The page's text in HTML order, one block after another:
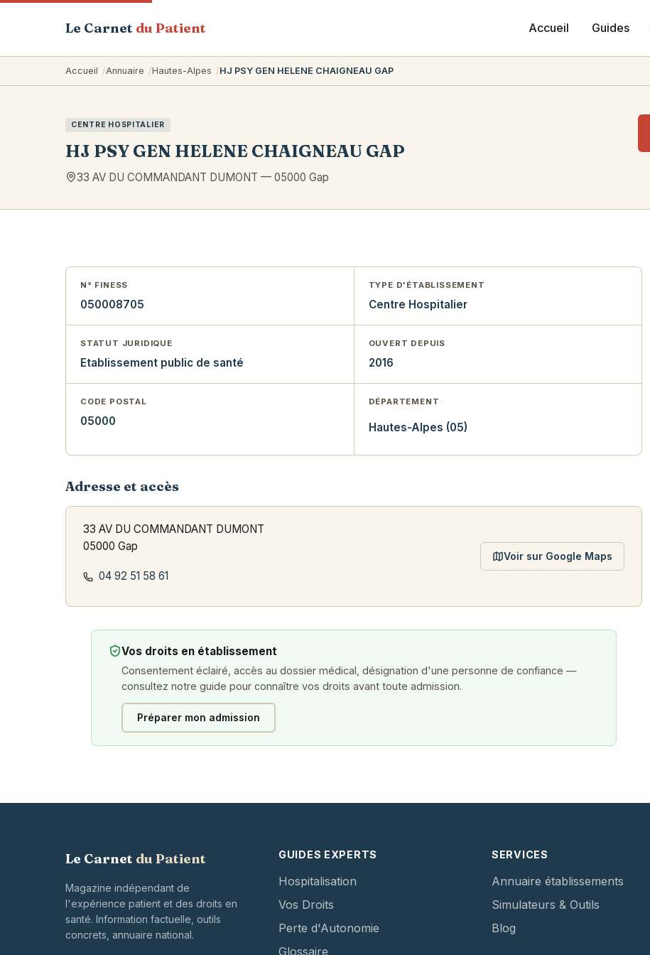
Le Carnet du Patient Accueil Guides
Accueil Annuaire Hautes-Alpes HJ PSY GEN HELENE CHAIGNEAU GAP
CENTRE HOSPITALIER
HJ PSY GEN HELENE CHAIGNEAU GAP
33 AV DU COMMANDANT DUMONT — 05000 Gap
N° FINESS
050008705
TYPE D'ÉTABLISSEMENT
Centre Hospitalier
STATUT JURIDIQUE
Etablissement public de santé
OUVERT DEPUIS
2016
CODE POSTAL
05000
DÉPARTEMENT
Hautes-Alpes (05)
Adresse et accès
33 AV DU COMMANDANT DUMONT
05000 Gap
04 92 51 58 61
Voir sur Google Maps
Vos droits en établissement
Consentement éclairé, accès au dossier médical, désignation d'une personne de confiance —
consultez notre guide pour connaître vos droits avant toute admission.
Préparer mon admission
Le Carnet du Patient
Magazine indépendant de
l'expérience patient et des droits en
santé. Information factuelle, outils
concrets, annuaire national.
GUIDES EXPERTS
Hospitalisation
Vos Droits
Perte d'Autonomie
Glossaire
SERVICES
Annuaire établissements
Simulateurs & Outils
Blog